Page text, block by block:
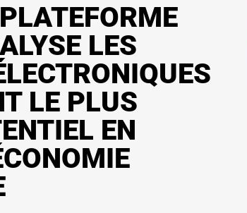
LES
LE PLUS
EN